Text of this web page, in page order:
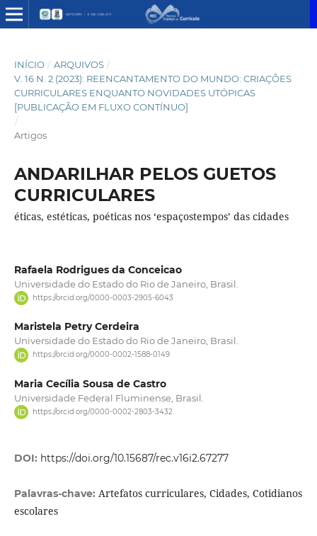
INÍCIO / ARQUIVOS /
V. 16 N. 2 (2023): REENCANTAMENTO DO MUNDO: CRIAÇÕES
CURRICULARES ENQUANTO NOVIDADES UTÓPICAS
[PUBLICAÇÃO EM FLUXO CONTÍNUO]
/
Artigos
ANDARILHAR PELOS GUETOS
CURRICULARES
éticas, estéticas, poéticas nos ‘espaçostempos’ das cidades
Rafaela Rodrigues da Conceicao
Universidade do Estado do Rio de Janeiro, Brasil.
https://orcid.org/0000-0003-2905-6043
Maristela Petry Cerdeira
Universidade do Estado do Rio de Janeiro, Brasil.
https://orcid.org/0000-0002-1588-0149
Maria Cecília Sousa de Castro
Universidade Federal Fluminense, Brasil.
https://orcid.org/0000-0002-2803-3432
DOI: https://doi.org/10.15687/rec.v16i2.67277
Palavras-chave: Artefatos curriculares, Cidades, Cotidianos
escolares